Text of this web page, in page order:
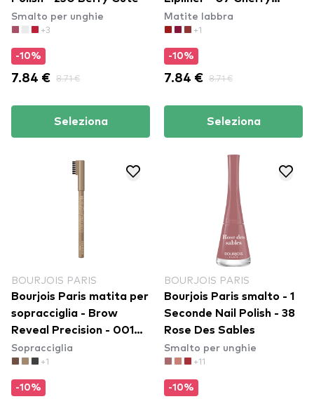
Smalto per unghie
+3
-10%
7.84 € 8.71 €
Seleziona
Boom Boom
Matite labbra
+1
-10%
7.84 € 8.71 €
Seleziona
BOURJOIS PARIS
Bourjois Paris matita per
sopracciglia - Brow
Reveal Precision - 001
Blonde
Sopracciglia
+1
-10%
BOURJOIS PARIS
Bourjois Paris smalto - 1
Seconde Nail Polish - 38
Rose Des Sables
Smalto per unghie
+11
-10%